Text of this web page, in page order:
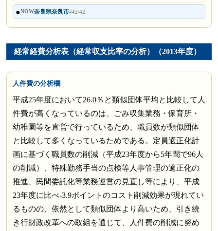
●NOW奈良県奈良市#42/42
経常経費分析表（経常収支比率の分析）（2013年度）
人件費の分析欄
平成25年度において26.0％と類似団体平均と比較して人
件費が高くなっているのは、ごみ収集業務・保育所・
幼稚園等を直営で行っているため、職員数が類似団体
と比較して多くなっているためである。定員適正化計
画に基づく職員数の削減（平成23年度から5年間で96人
の削減）、特殊勤務手当の点検等人事管理の適正化の
推進、民間委託化等業務運営の見直し等により、平成
23年度に比べ-3.9ポイントのコスト削減効果が現れてい
るものの、依然として類似団体より高いため、引き続
き行財政改革への取組を通じて、人件費の削減に努め